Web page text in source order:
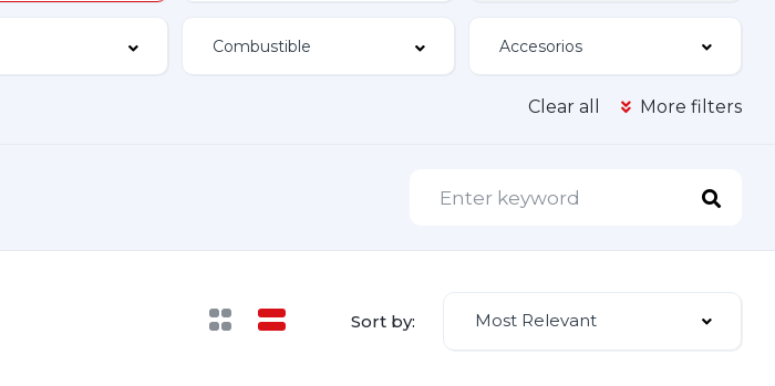
Accesorios
Clear all More filters
Sort by: Most Relevant